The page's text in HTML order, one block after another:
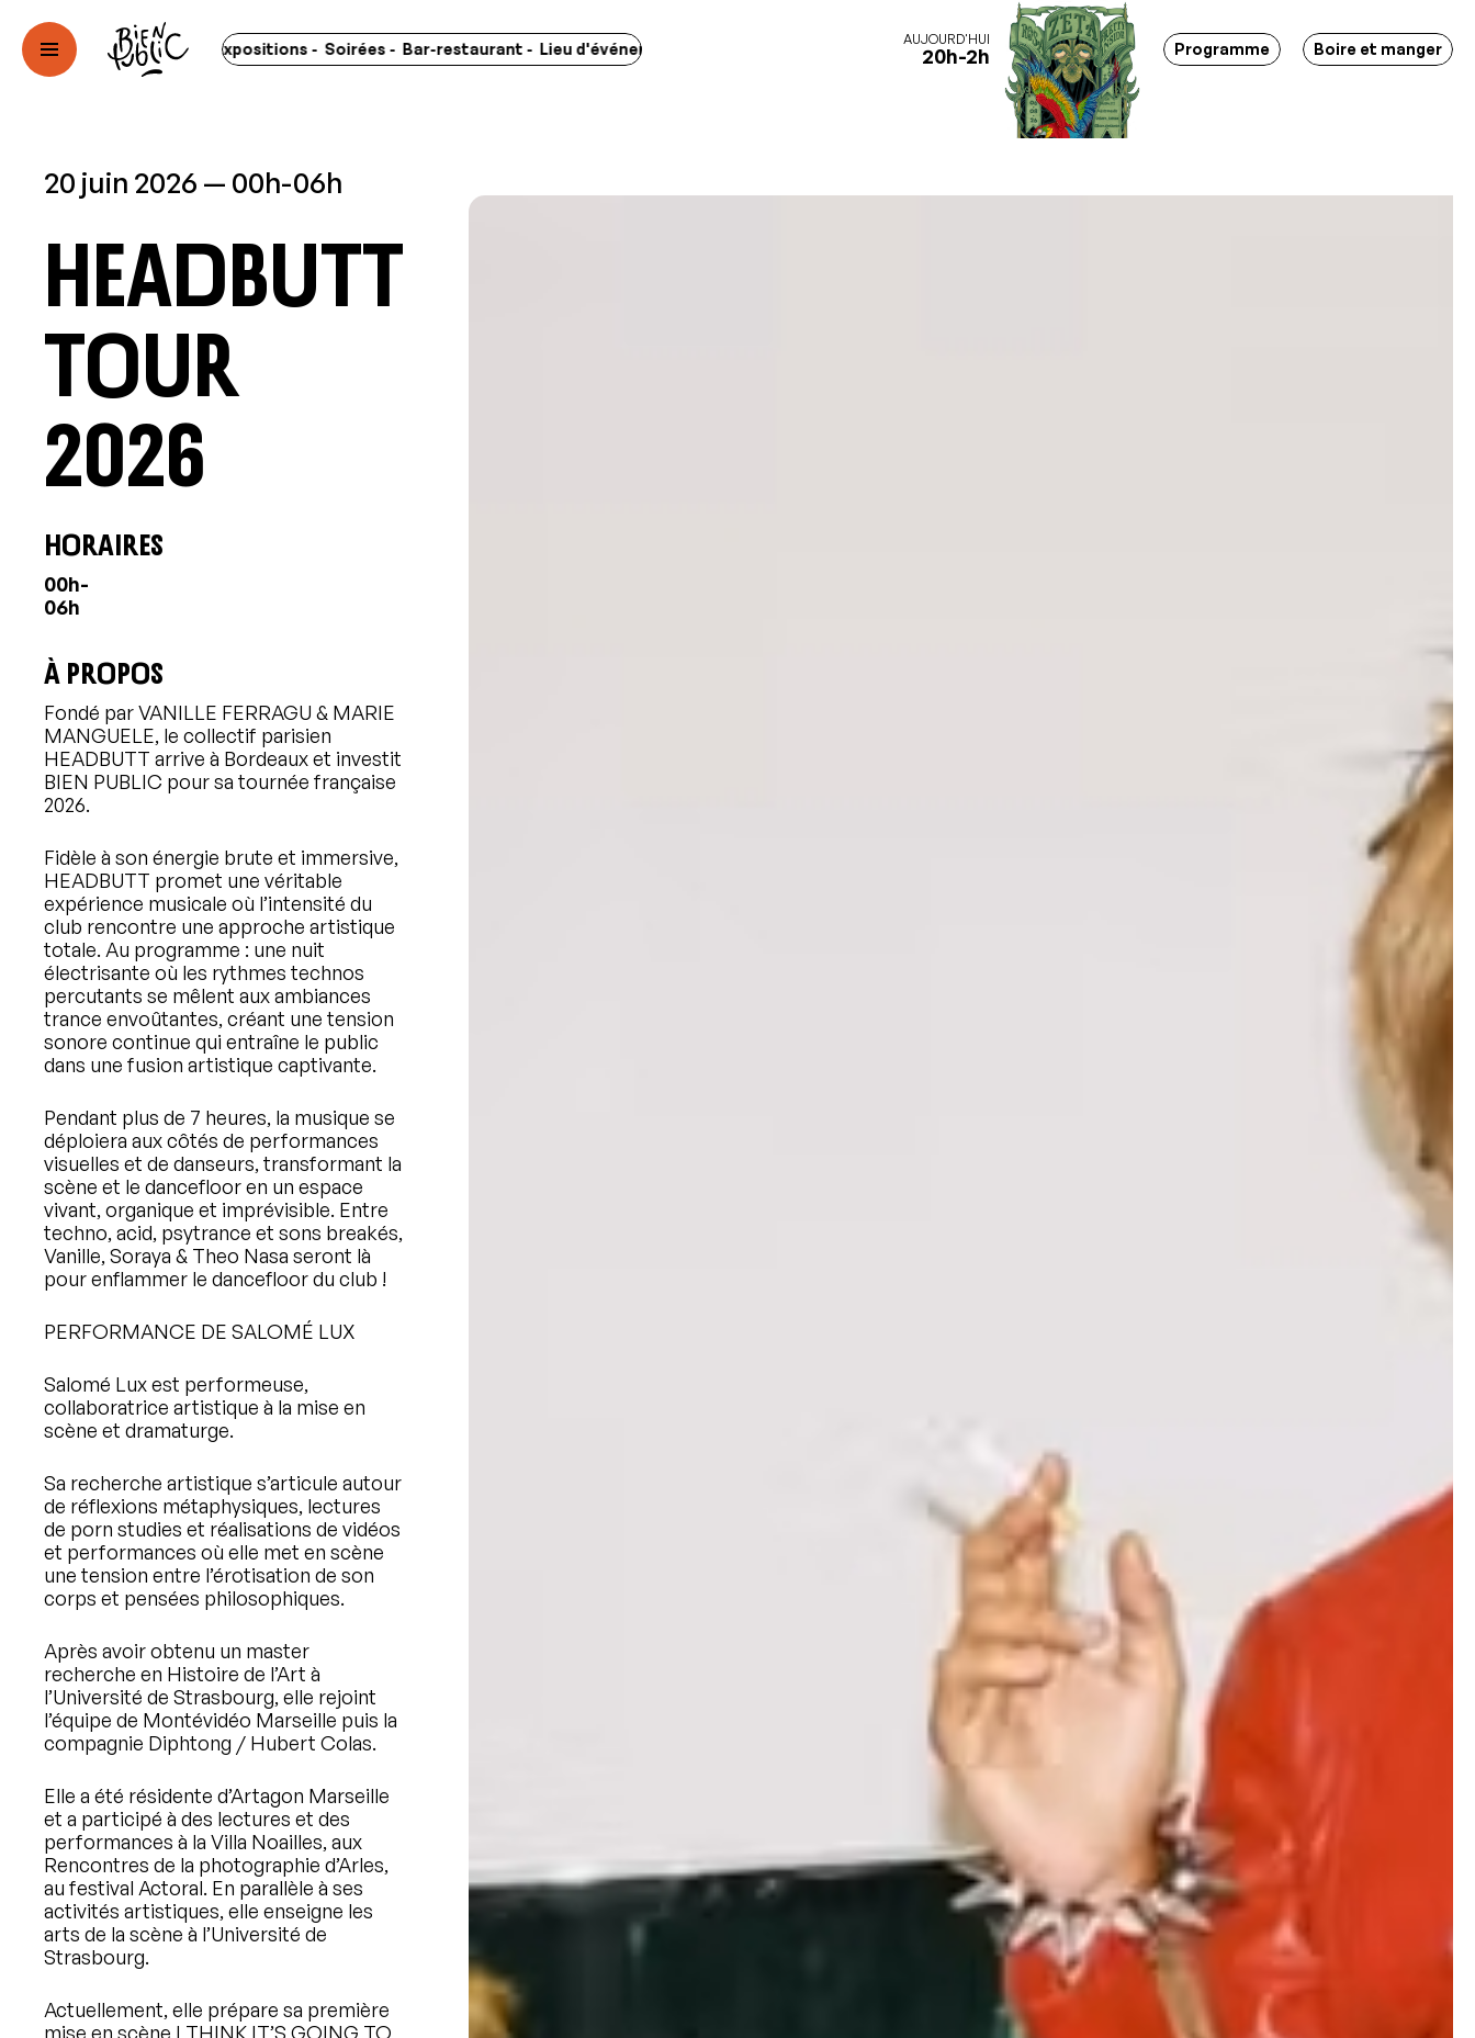
- Spectacles - Expositions - Soirées - Bar-restaurant - Lieu d'événements - Marchés - Concerts - Spectacles - Expositions - Soirées - Bar-restaurant - Lieu d'événements -
AUJOURD'HUI
20h-2h Programme Boire et manger
20 juin 2026 00h-06h
HEADBUTT
TOUR
2026
HORAIRES
00h-
06h
À PROPOS
Fondé par VANILLE FERRAGU & MARIE
MANGUELE, le collectif parisien
HEADBUTT arrive à Bordeaux et investit
BIEN PUBLIC pour sa tournée française
2026.
Fidèle à son énergie brute et immersive,
HEADBUTT promet une véritable
expérience musicale où l’intensité du
club rencontre une approche artistique
totale. Au programme : une nuit
électrisante où les rythmes technos
percutants se mêlent aux ambiances
trance envoûtantes, créant une tension
sonore continue qui entraîne le public
dans une fusion artistique captivante.
Pendant plus de 7 heures, la musique se
déploiera aux côtés de performances
visuelles et de danseurs, transformant la
scène et le dancefloor en un espace
vivant, organique et imprévisible. Entre
techno, acid, psytrance et sons breakés,
Vanille, Soraya & Theo Nasa seront là
pour enflammer le dancefloor du club !
PERFORMANCE DE SALOMÉ LUX
Salomé Lux est performeuse,
collaboratrice artistique à la mise en
scène et dramaturge.
Sa recherche artistique s’articule autour
de réflexions métaphysiques, lectures
de porn studies et réalisations de vidéos
et performances où elle met en scène
une tension entre l’érotisation de son
corps et pensées philosophiques.
Après avoir obtenu un master
recherche en Histoire de l’Art à
l’Université de Strasbourg, elle rejoint
l’équipe de Montévidéo Marseille puis la
compagnie Diphtong / Hubert Colas.
Elle a été résidente d’Artagon Marseille
et a participé à des lectures et des
performances à la Villa Noailles, aux
Rencontres de la photographie d’Arles,
au festival Actoral. En parallèle à ses
activités artistiques, elle enseigne les
arts de la scène à l’Université de
Strasbourg.
Actuellement, elle prépare sa première
mise en scène I THINK IT’S GOING TO